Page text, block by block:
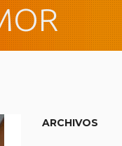
ARCHIVOS